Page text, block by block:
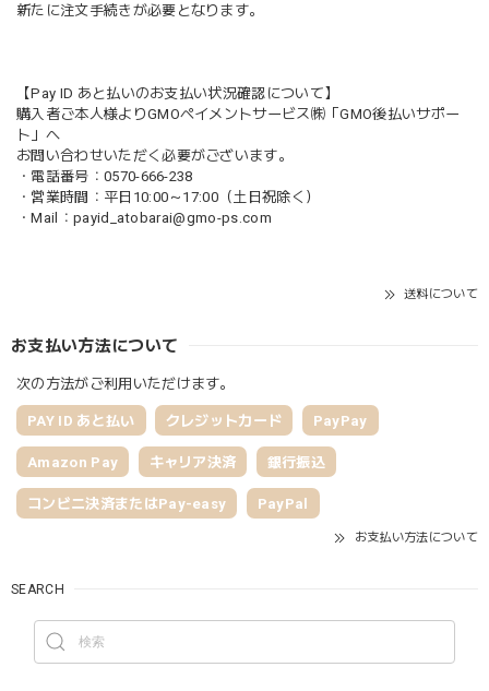
新たに注文手続きが必要となります。
【Pay ID あと払いのお支払い状況確認について】
購入者ご本人様よりGMOペイメントサービス㈱「GMO後払いサポー
ト」へ
お問い合わせいただく必要がございます。
・電話番号：0570-666-238
・営業時間：平日10:00～17:00（土日祝除く）
・Mail： payid_atobarai@gmo-ps.com
送料について
お支払い方法について
次の方法がご利用いただけます。
PAY ID あと払い クレジットカード PayPay
Amazon Pay キャリア決済 銀行振込
コンビニ決済またはPay-easy PayPal
お支払い方法について
SEARCH